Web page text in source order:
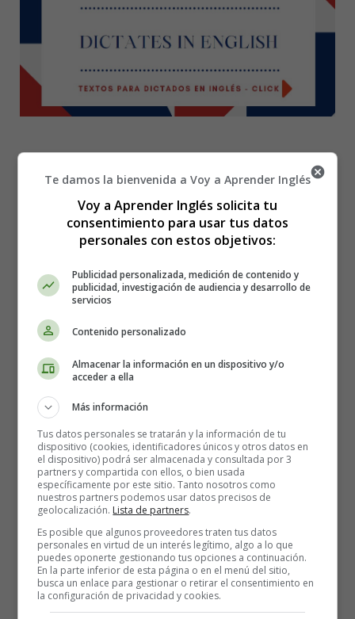
Doctor - Dibujos
Profesiones para
Colorear en Inglés
Recursos Educativos en
Te damos la bienvenida a Voy a Aprender Inglés
Voy a Aprender Inglés solicita tu
consentimiento para usar tus datos
personales con estos objetivos:
Publicidad personalizada, medición de contenido y
publicidad, investigación de audiencia y desarrollo de
servicios
Contenido personalizado
Almacenar la información en un dispositivo y/o
acceder a ella
Más información
Tus datos personales se tratarán y la información de tu
dispositivo (cookies, identificadores únicos y otros datos en
el dispositivo) podrá ser almacenada y consultada por 3
partners y compartida con ellos, o bien usada
específicamente por este sitio. Tanto nosotros como
nuestros partners podemos usar datos precisos de
geolocalización. Lista de partners.
Es posible que algunos proveedores traten tus datos
personales en virtud de un interés legítimo, algo a lo que
puedes oponerte gestionando tus opciones a continuación.
En la parte inferior de esta página o en el menú del sitio,
busca un enlace para gestionar o retirar el consentimiento en
la configuración de privacidad y cookies.